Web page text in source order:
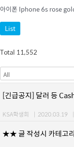
아이폰 Iphone 6s rose
List
Total 11,552
[긴급공지] 달러 등
KSA학생회 | 2020.03.19 |
★★ 글 작성시 카테고